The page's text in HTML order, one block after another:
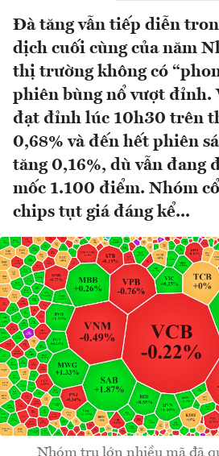
Đà tăng vẫn tiếp diễn
dịch cuối cùng của năm
thị trường không có
phiên bùng nổ vượt đỉnh.
đạt đỉnh lúc 10h30 trên
0,68% và đến hết phiên
tăng 0,16%, dù vẫn đang
mốc 1.100 điểm. Nhóm
chips tụt giá đáng kể...
Nhóm trụ lớn nhiều mã đã